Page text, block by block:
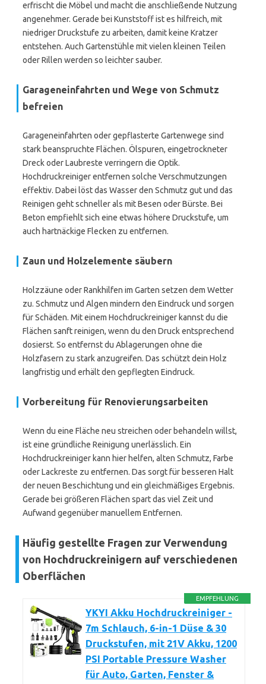
erfrischt die Möbel und macht die anschließende Nutzung
angenehmer. Gerade bei Kunststoff ist es hilfreich, mit
niedriger Druckstufe zu arbeiten, damit keine Kratzer
entstehen. Auch Gartenstühle mit vielen kleinen Teilen
oder Rillen werden so leichter sauber.
Garageneinfahrten und Wege von Schmutz
befreien
Garageneinfahrten oder gepflasterte Gartenwege sind
stark beanspruchte Flächen. Ölspuren, eingetrockneter
Dreck oder Laubreste verringern die Optik.
Hochdruckreiniger entfernen solche Verschmutzungen
effektiv. Dabei löst das Wasser den Schmutz gut und das
Reinigen geht schneller als mit Besen oder Bürste. Bei
Beton empfiehlt sich eine etwas höhere Druckstufe, um
auch hartnäckige Flecken zu entfernen.
Zaun und Holzelemente säubern
Holzzäune oder Rankhilfen im Garten setzen dem Wetter
zu. Schmutz und Algen mindern den Eindruck und sorgen
für Schäden. Mit einem Hochdruckreiniger kannst du die
Flächen sanft reinigen, wenn du den Druck entsprechend
dosierst. So entfernst du Ablagerungen ohne die
Holzfasern zu stark anzugreifen. Das schützt dein Holz
langfristig und erhält den gepflegten Eindruck.
Vorbereitung für Renovierungsarbeiten
Wenn du eine Fläche neu streichen oder behandeln willst,
ist eine gründliche Reinigung unerlässlich. Ein
Hochdruckreiniger kann hier helfen, alten Schmutz, Farbe
oder Lackreste zu entfernen. Das sorgt für besseren Halt
der neuen Beschichtung und ein gleichmäßiges Ergebnis.
Gerade bei größeren Flächen spart das viel Zeit und
Aufwand gegenüber manuellem Entfernen.
Häufig gestellte Fragen zur Verwendung
von Hochdruckreinigern auf verschiedenen
Oberflächen
EMPFEHLUNG
YKYI Akku Hochdruckreiniger -
7m Schlauch, 6-in-1 Düse & 30
Druckstufen, mit 21V Akku, 1200
PSI Portable Pressure Washer
für Auto, Garten, Fenster &